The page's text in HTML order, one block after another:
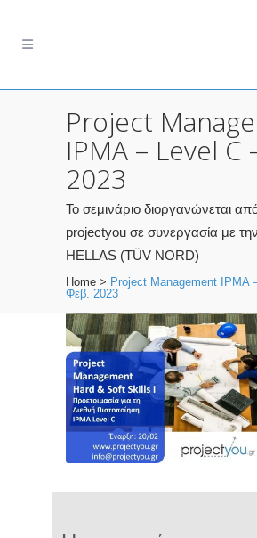
Project
IPMA – Level C
2023
Το σεμινάριο διοργανώνεται
projectyou σε συνεργασία με
HELLAS (TÜV NORD)
Home > Project Management IPMA
Φεβ. 2023